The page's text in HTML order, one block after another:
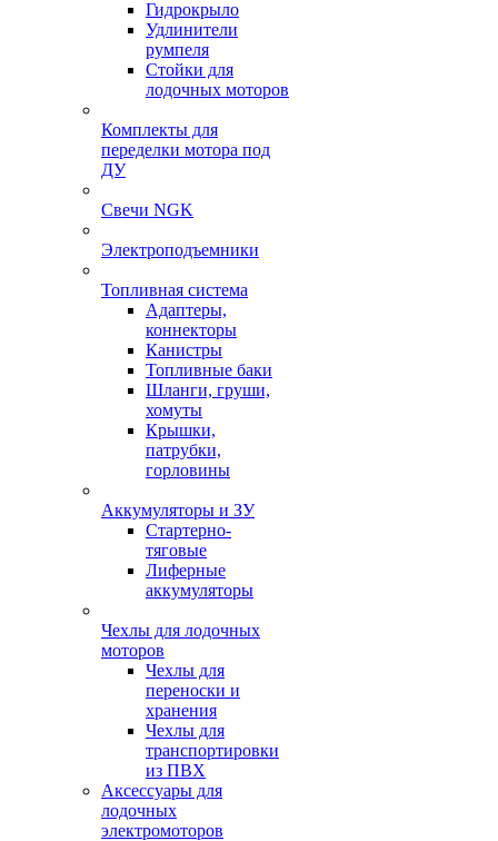
Гидрокрыло
Удлинители
румпеля
Стойки для
лодочных моторов
Комплекты для
переделки мотора под
ДУ
Свечи NGK
Электроподъемники
Топливная система
Адаптеры,
коннекторы
Канистры
Топливные баки
Шланги, груши,
хомуты
Крышки,
патрубки,
горловины
Аккумуляторы и ЗУ
Стартерно-
тяговые
Лиферные
аккумуляторы
Чехлы для лодочных
моторов
Чехлы для
переноски и
хранения
Чехлы для
транспортировки
из ПВХ
Аксессуары для
лодочных
электромоторов